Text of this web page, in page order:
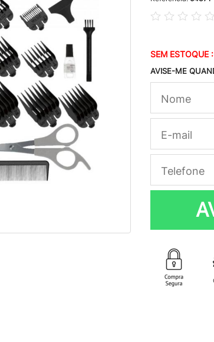
SEM ESTOQUE
AVISE-ME